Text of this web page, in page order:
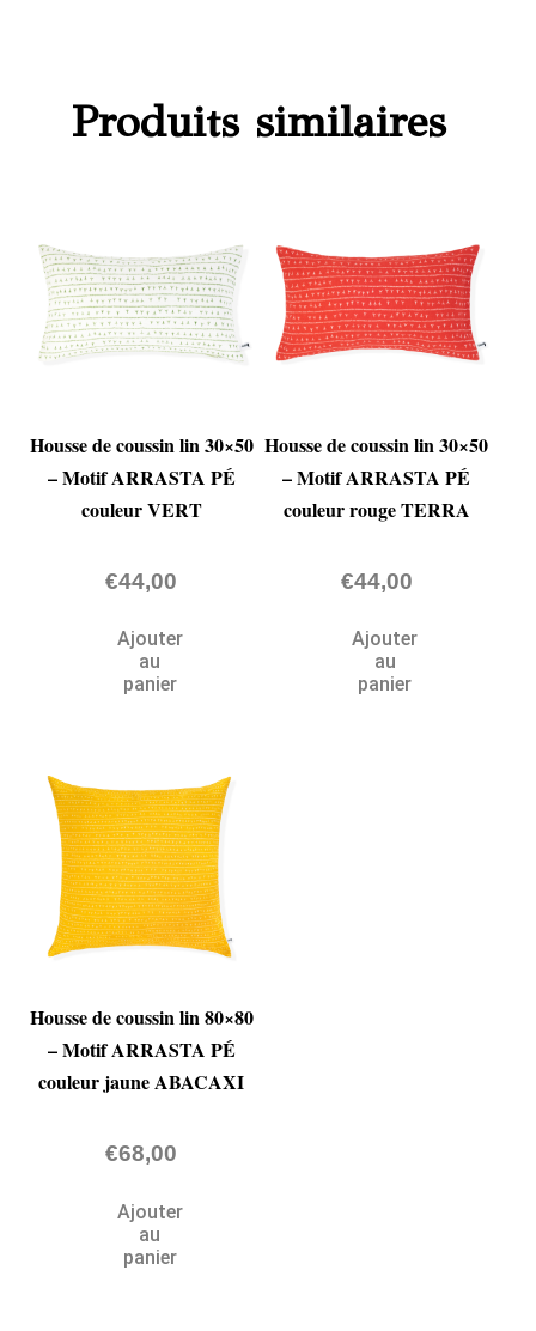
Produits similaires
Housse de coussin lin 30×50
– Motif ARRASTA PÉ
couleur VERT
€44,00
Ajouter
au
panier
Housse de coussin lin 30×50
– Motif ARRASTA PÉ
couleur rouge TERRA
€44,00
Ajouter
au
panier
Housse de coussin lin 80×80
– Motif ARRASTA PÉ
couleur jaune ABACAXI
€68,00
Ajouter
au
panier